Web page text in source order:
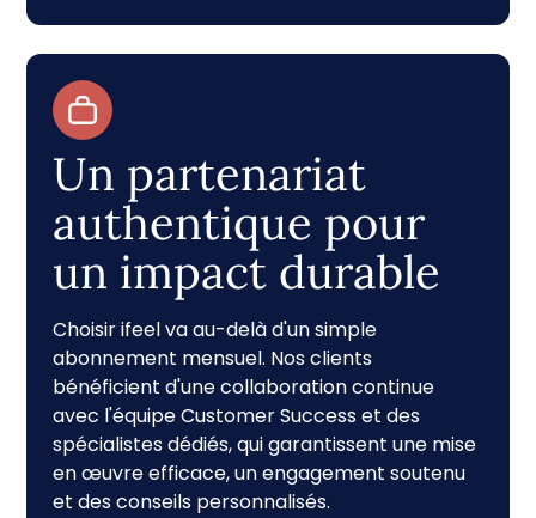
Un partenariat
authentique pour
un impact durable
Choisir ifeel va au-delà d'un simple
abonnement mensuel. Nos clients
bénéficient d'une collaboration continue
avec l'équipe Customer Success et des
spécialistes dédiés, qui garantissent une mise
en œuvre efficace, un engagement soutenu
et des conseils personnalisés.